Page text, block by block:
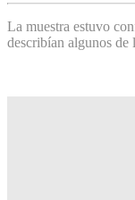
La muestra estuvo
describían algunos